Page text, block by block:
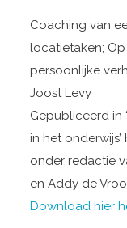
Coaching van
locatietaken;
persoonlijke
Joost Levy
Gepubliceerd in
in het
onder redactie
en Addy de
Download hier